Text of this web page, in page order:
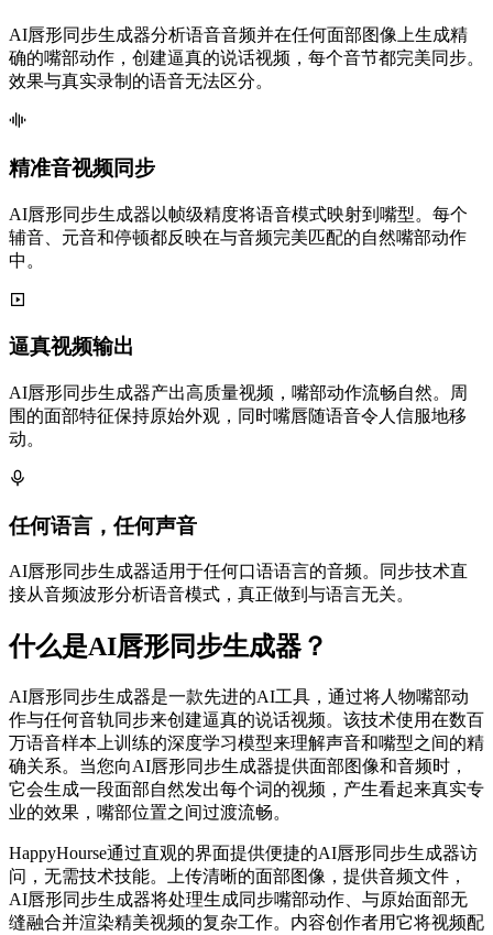
AI唇形同步生成器分析语音音频并在任何面部图像上生成精
确的嘴部动作，创建逼真的说话视频，每个音节都完美同步。
效果与真实录制的语音无法区分。
精准音视频同步
AI唇形同步生成器以帧级精度将语音模式映射到嘴型。每个
辅音、元音和停顿都反映在与音频完美匹配的自然嘴部动作
中。
逼真视频输出
AI唇形同步生成器产出高质量视频，嘴部动作流畅自然。周
围的面部特征保持原始外观，同时嘴唇随语音令人信服地移
动。
任何语言，任何声音
AI唇形同步生成器适用于任何口语语言的音频。同步技术直
接从音频波形分析语音模式，真正做到与语言无关。
什么是AI唇形同步生成器？
AI唇形同步生成器是一款先进的AI工具，通过将人物嘴部动
作与任何音轨同步来创建逼真的说话视频。该技术使用在数百
万语音样本上训练的深度学习模型来理解声音和嘴型之间的精
确关系。当您向AI唇形同步生成器提供面部图像和音频时，
它会生成一段面部自然发出每个词的视频，产生看起来真实专
业的效果，嘴部位置之间过渡流畅。
HappyHourse通过直观的界面提供便捷的AI唇形同步生成器访
问，无需技术技能。上传清晰的面部图像，提供音频文件，
AI唇形同步生成器将处理生成同步嘴部动作、与原始面部无
缝融合并渲染精美视频的复杂工作。内容创作者用它将视频配